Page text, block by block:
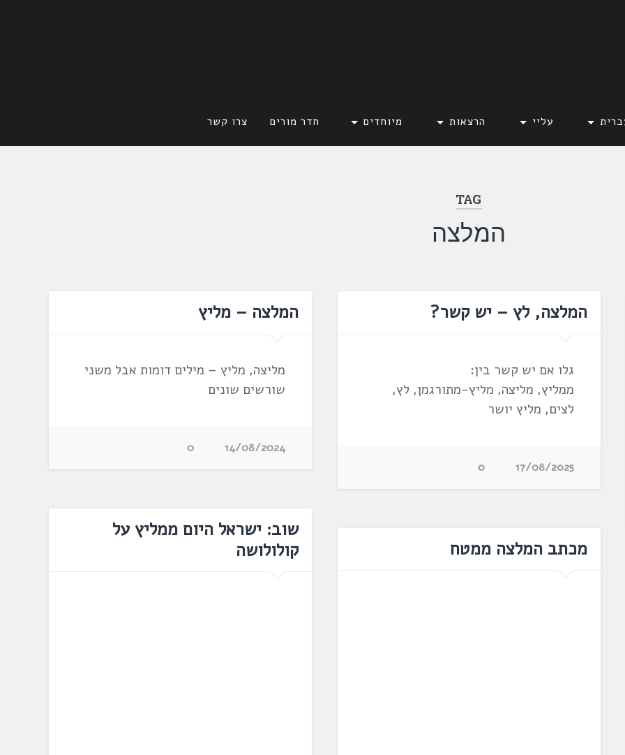
עליי הרצאות מיוחדים חדר מורים צרו קשר
TAG
המלצה
המלצה, לץ – יש קשר?
גלו אם יש קשר בין:
ממליץ, מליצה, מליץ-מתורגמן, לץ,
לצים, מליץ יושר
17/08/2025
0
המלצה – מליץ
מליצה, מליץ – מילים דומות אבל משני
שורשים שונים
14/08/2024
0
שוב: ישראל היום ממליץ על
קולולושה
מכתב המלצה ממטח